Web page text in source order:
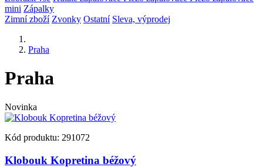
mini Zápalky
Zimní zboží Zvonky Ostatní Sleva, výprodej
Praha
Praha
Novinka
Kód produktu: 291072
Klobouk Kopretina béžový